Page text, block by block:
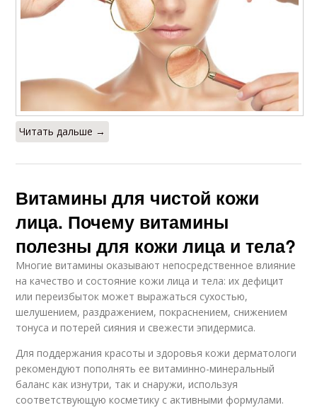
Читать дальше →
Витамины для чистой кожи
лица. Почему витамины
полезны для кожи лица и тела?
Многие витамины оказывают непосредственное влияние
на качество и состояние кожи лица и тела: их дефицит
или переизбыток может выражаться сухостью,
шелушением, раздражением, покраснением, снижением
тонуса и потерей сияния и свежести эпидермиса.
Для поддержания красоты и здоровья кожи дерматологи
рекомендуют пополнять ее витаминно-минеральный
баланс как изнутри, так и снаружи, используя
соответствующую косметику с активными формулами.